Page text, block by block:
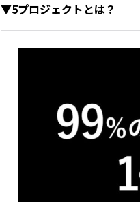
▼5プロジェクトとは？